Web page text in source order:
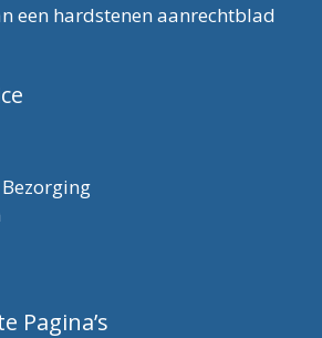
een hardstenen aanrechtblad
Pagina’s